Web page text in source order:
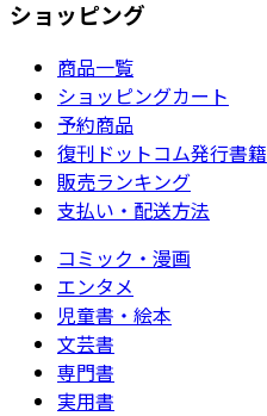
ショッピング
商品一覧
ショッピングカート
予約商品
復刊ドットコム発行書籍
販売ランキング
支払い・配送方法
コミック・漫画
エンタメ
児童書・絵本
文芸書
専門書
実用書